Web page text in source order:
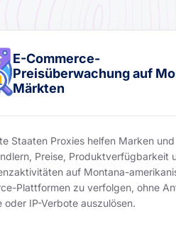
E-Commerce-
Preisüberwachung auf
Märkten
Staaten Proxies helfen Marken und
Preise, Produktverfügbarkeit
auf Montana-
Plattformen zu verfolgen, ohne
oder IP-Verbote auszulösen.